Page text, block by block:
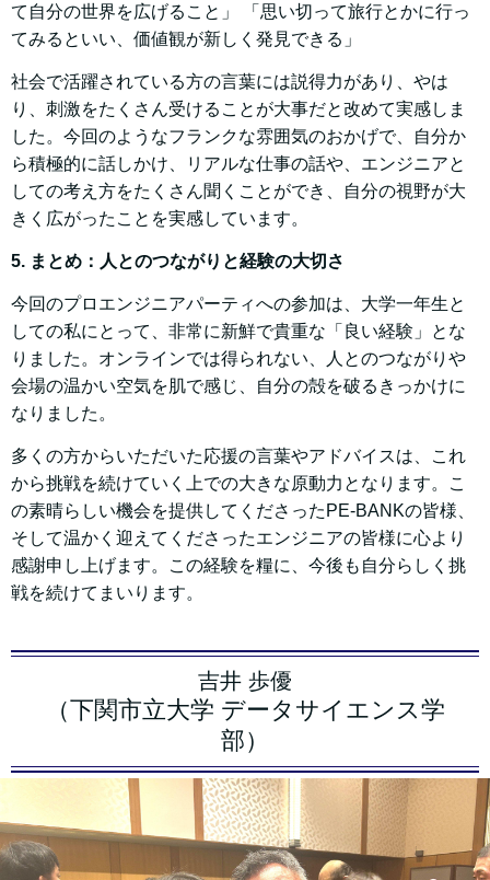
て自分の世界を広げること」 「思い切って旅行とかに行っ
てみるといい、価値観が新しく発見できる」
社会で活躍されている方の言葉には説得力があり、やは
り、刺激をたくさん受けることが大事だと改めて実感しま
した。今回のようなフランクな雰囲気のおかげで、自分か
ら積極的に話しかけ、リアルな仕事の話や、エンジニアと
しての考え方をたくさん聞くことができ、自分の視野が大
きく広がったことを実感しています。
5. まとめ：人とのつながりと経験の大切さ
今回のプロエンジニアパーティへの参加は、大学一年生と
しての私にとって、非常に新鮮で貴重な「良い経験」とな
りました。オンラインでは得られない、人とのつながりや
会場の温かい空気を肌で感じ、自分の殻を破るきっかけに
なりました。
多くの方からいただいた応援の言葉やアドバイスは、これ
から挑戦を続けていく上での大きな原動力となります。こ
の素晴らしい機会を提供してくださったPE-BANKの皆様、
そして温かく迎えてくださったエンジニアの皆様に心より
感謝申し上げます。この経験を糧に、今後も自分らしく挑
戦を続けてまいります。
吉井 歩優
（下関市立大学 データサイエンス学
部）